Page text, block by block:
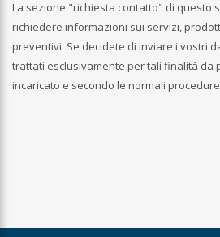
La sezione "richiesta contatto" di questo
richiedere informazioni sui servizi,
preventivi. Se decidete di inviare i vostri
trattati esclusivamente per tali finalità da
incaricato e secondo le normali